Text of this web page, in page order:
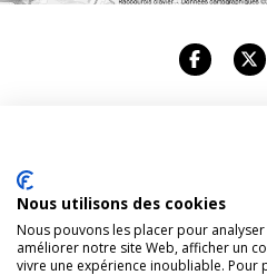
CABINET
83, AVENUE
Nous utilisons des cookies
Nous pouvons les placer pour
améliorer notre site Web, afficher un
vivre une expérience inoubliable.